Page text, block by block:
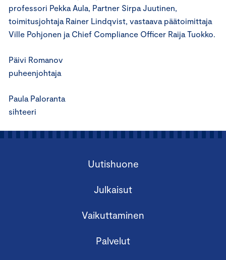
professori Pekka Aula, Partner Sirpa Juutinen,
toimitusjohtaja Rainer Lindqvist, vastaava päätoimittaja
Ville Pohjonen ja Chief Compliance Officer Raija Tuokko.
Päivi Romanov
puheenjohtaja
Paula Paloranta
sihteeri
Uutishuone
Julkaisut
Vaikuttaminen
Palvelut